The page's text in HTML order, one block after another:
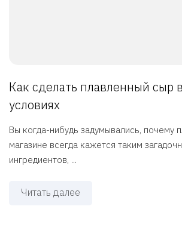
Как сделать плавленный сыр
условиях
Вы когда-нибудь задумывались, почему
магазине всегда кажется таким
ингредиентов, ...
Читать далее